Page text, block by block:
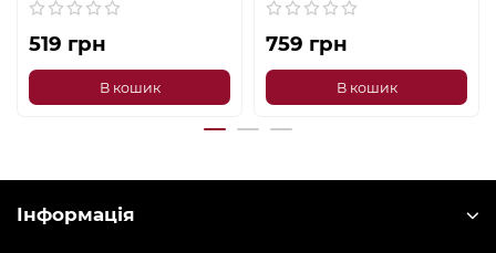
519 грн
В кошик
759 грн
В кошик
Інформація